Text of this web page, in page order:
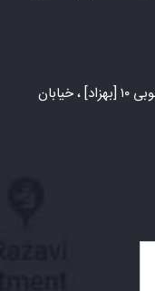
شهر مشهد، بلوار سجاد ، خیابان خیام جنوبی ۱۰ [بهزاد] ، خیابان